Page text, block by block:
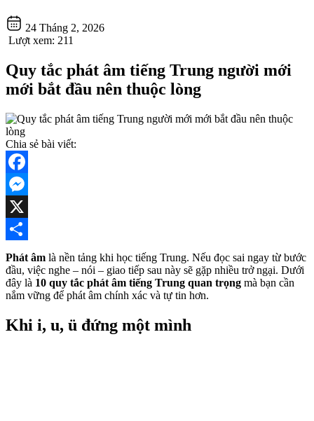
24 Tháng 2, 2026
Lượt xem: 211
Quy tắc phát âm tiếng Trung người mới
mới bắt đầu nên thuộc lòng
Chia sẻ bài viết:
Facebook
Messenger
X
Share
Phát âm là nền tảng khi học tiếng Trung. Nếu đọc sai ngay từ bước
đầu, việc nghe – nói – giao tiếp sau này sẽ gặp nhiều trở ngại. Dưới
đây là 10 quy tắc phát âm tiếng Trung quan trọng mà bạn cần
nắm vững để phát âm chính xác và tự tin hơn.
Khi i, u, ü đứng một mình